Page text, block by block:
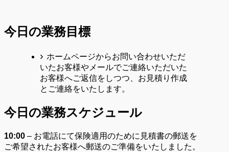
今日の業務目標
ホームページからお問い合わせいただ
いたお客様やメールでご連絡いただいた
お客様へご返信をしつつ、お見積り作成
とご連絡をいたします。
今日の業務スケジュール
10:00 – お電話にて保険適用のために見積書の郵送を
ご希望されたお客様へ郵送のご準備をいたしました。